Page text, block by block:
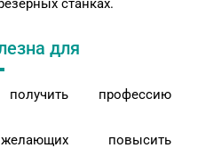
станках.
для
профессию
повысить